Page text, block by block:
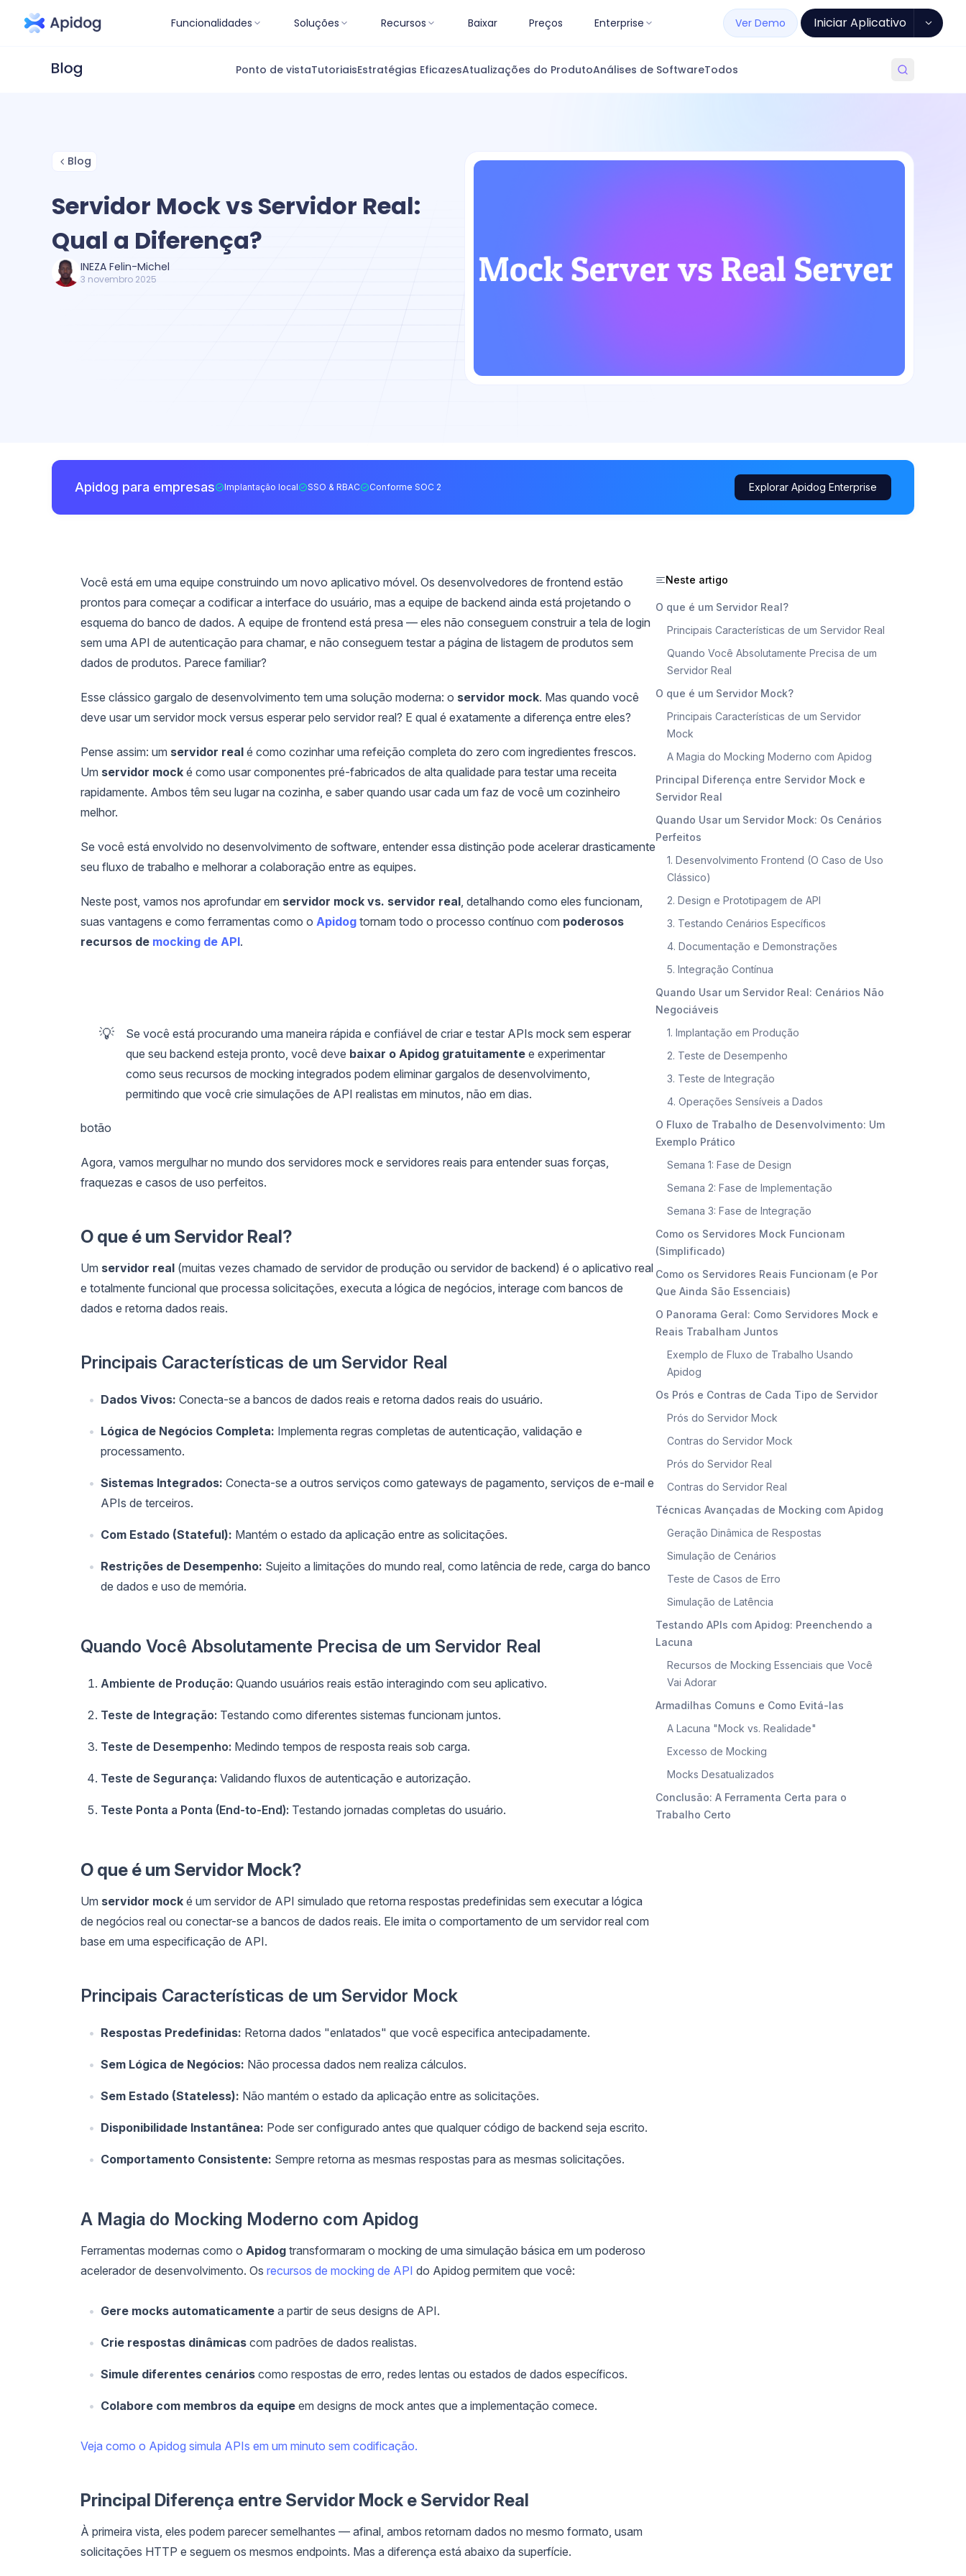
Funcionalidades Soluções Recursos Baixar Preços Enterprise Ver Demo Iniciar Aplicativo
Ponto de vistaTutoriaisEstratégias EficazesAtualizações do ProdutoAnálises de SoftwareTodos
Blog
Servidor Mock vs Servidor Real:
Qual a Diferença?
INEZA Felin-Michel
3 novembro 2025
Apidog para empresas Implantação local SSO & RBAC Conforme SOC 2 Explorar Apidog Enterprise
Você está em uma equipe construindo um novo aplicativo móvel. Os desenvolvedores de frontend estão
prontos para começar a codificar a interface do usuário, mas a equipe de backend ainda está projetando o
esquema do banco de dados. A equipe de frontend está presa — eles não conseguem construir a tela de login
sem uma API de autenticação para chamar, e não conseguem testar a página de listagem de produtos sem
dados de produtos. Parece familiar?
Esse clássico gargalo de desenvolvimento tem uma solução moderna: o servidor mock. Mas quando você
deve usar um servidor mock versus esperar pelo servidor real? E qual é exatamente a diferença entre eles?
Pense assim: um servidor real é como cozinhar uma refeição completa do zero com ingredientes frescos.
Um servidor mock é como usar componentes pré-fabricados de alta qualidade para testar uma receita
rapidamente. Ambos têm seu lugar na cozinha, e saber quando usar cada um faz de você um cozinheiro
melhor.
Se você está envolvido no desenvolvimento de software, entender essa distinção pode acelerar drasticamente
seu fluxo de trabalho e melhorar a colaboração entre as equipes.
Neste post, vamos nos aprofundar em servidor mock vs. servidor real, detalhando como eles funcionam,
suas vantagens e como ferramentas como o Apidog tornam todo o processo contínuo com poderosos
recursos de mocking de API.
💡
Se você está procurando uma maneira rápida e confiável de criar e testar APIs mock sem esperar
que seu backend esteja pronto, você deve baixar o Apidog gratuitamente e experimentar
como seus recursos de mocking integrados podem eliminar gargalos de desenvolvimento,
permitindo que você crie simulações de API realistas em minutos, não em dias.
botão
Agora, vamos mergulhar no mundo dos servidores mock e servidores reais para entender suas forças,
fraquezas e casos de uso perfeitos.
O que é um Servidor Real?
Um servidor real (muitas vezes chamado de servidor de produção ou servidor de backend) é o aplicativo real
e totalmente funcional que processa solicitações, executa a lógica de negócios, interage com bancos de
dados e retorna dados reais.
Principais Características de um Servidor Real
Dados Vivos: Conecta-se a bancos de dados reais e retorna dados reais do usuário.
Lógica de Negócios Completa: Implementa regras completas de autenticação, validação e
processamento.
Sistemas Integrados: Conecta-se a outros serviços como gateways de pagamento, serviços de e-mail e
APIs de terceiros.
Com Estado (Stateful): Mantém o estado da aplicação entre as solicitações.
Restrições de Desempenho: Sujeito a limitações do mundo real, como latência de rede, carga do banco
de dados e uso de memória.
Quando Você Absolutamente Precisa de um Servidor Real
Ambiente de Produção: Quando usuários reais estão interagindo com seu aplicativo.
Teste de Integração: Testando como diferentes sistemas funcionam juntos.
Teste de Desempenho: Medindo tempos de resposta reais sob carga.
Teste de Segurança: Validando fluxos de autenticação e autorização.
Teste Ponta a Ponta (End-to-End): Testando jornadas completas do usuário.
O que é um Servidor Mock?
Um servidor mock é um servidor de API simulado que retorna respostas predefinidas sem executar a lógica
de negócios real ou conectar-se a bancos de dados reais. Ele imita o comportamento de um servidor real com
base em uma especificação de API.
Principais Características de um Servidor Mock
Respostas Predefinidas: Retorna dados "enlatados" que você especifica antecipadamente.
Sem Lógica de Negócios: Não processa dados nem realiza cálculos.
Sem Estado (Stateless): Não mantém o estado da aplicação entre as solicitações.
Disponibilidade Instantânea: Pode ser configurado antes que qualquer código de backend seja escrito.
Comportamento Consistente: Sempre retorna as mesmas respostas para as mesmas solicitações.
A Magia do Mocking Moderno com Apidog
Ferramentas modernas como o Apidog transformaram o mocking de uma simulação básica em um poderoso
acelerador de desenvolvimento. Os recursos de mocking de API do Apidog permitem que você:
Gere mocks automaticamente a partir de seus designs de API.
Crie respostas dinâmicas com padrões de dados realistas.
Simule diferentes cenários como respostas de erro, redes lentas ou estados de dados específicos.
Colabore com membros da equipe em designs de mock antes que a implementação comece.
Veja como o Apidog simula APIs em um minuto sem codificação.
Principal Diferença entre Servidor Mock e Servidor Real
À primeira vista, eles podem parecer semelhantes — afinal, ambos retornam dados no mesmo formato, usam
solicitações HTTP e seguem os mesmos endpoints. Mas a diferença está abaixo da superfície.
Neste artigo
O que é um Servidor Real?
Principais Características de um Servidor Real
Quando Você Absolutamente Precisa de um
Servidor Real
O que é um Servidor Mock?
Principais Características de um Servidor
Mock
A Magia do Mocking Moderno com Apidog
Principal Diferença entre Servidor Mock e
Servidor Real
Quando Usar um Servidor Mock: Os Cenários
Perfeitos
1. Desenvolvimento Frontend (O Caso de Uso
Clássico)
2. Design e Prototipagem de API
3. Testando Cenários Específicos
4. Documentação e Demonstrações
5. Integração Contínua
Quando Usar um Servidor Real: Cenários Não
Negociáveis
1. Implantação em Produção
2. Teste de Desempenho
3. Teste de Integração
4. Operações Sensíveis a Dados
O Fluxo de Trabalho de Desenvolvimento: Um
Exemplo Prático
Semana 1: Fase de Design
Semana 2: Fase de Implementação
Semana 3: Fase de Integração
Como os Servidores Mock Funcionam
(Simplificado)
Como os Servidores Reais Funcionam (e Por
Que Ainda São Essenciais)
O Panorama Geral: Como Servidores Mock e
Reais Trabalham Juntos
Exemplo de Fluxo de Trabalho Usando
Apidog
Os Prós e Contras de Cada Tipo de Servidor
Prós do Servidor Mock
Contras do Servidor Mock
Prós do Servidor Real
Contras do Servidor Real
Técnicas Avançadas de Mocking com Apidog
Geração Dinâmica de Respostas
Simulação de Cenários
Teste de Casos de Erro
Simulação de Latência
Testando APIs com Apidog: Preenchendo a
Lacuna
Recursos de Mocking Essenciais que Você
Vai Adorar
Armadilhas Comuns e Como Evitá-las
A Lacuna "Mock vs. Realidade"
Excesso de Mocking
Mocks Desatualizados
Conclusão: A Ferramenta Certa para o
Trabalho Certo